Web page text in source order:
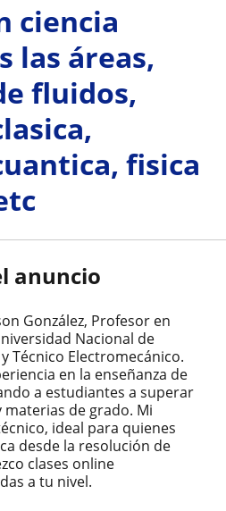
ciencia
las áreas,
fluidos,
fisica
anuncio
González, Profesor en
Nacional de
Técnico Electromecánico.
en la enseñanza de
a estudiantes a superar
materias de grado. Mi
ideal para quienes
desde la resolución de
clases online
a tu nivel.